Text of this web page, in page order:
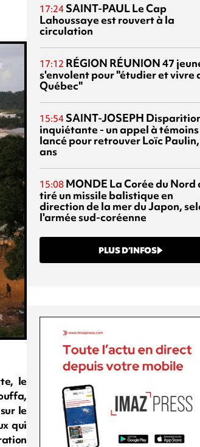
le
le
qui
17:24 SAINT-PAULLe Cap
Lahoussaye est rouvert à la
circulation
17:12 RÉGION RÉUNION47
s'envolent pour "étudier et vivre
Québec"
15:54 SAINT-JOSEPH
inquiétante - un appel à témoins
lancé pour retrouver Loïc
ans
15:08 MONDE La Corée du Nord
tiré un missile balistique en
direction de la mer du Japon,
l'armée sud-coréenne
PLUS D’INFOS